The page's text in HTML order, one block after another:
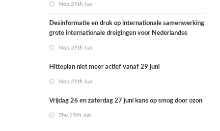
Mon 29th Jun
Desinformatie en druk op internationale samenwerking
grote internationale dreigingen voor Nederlandse
Mon 29th Jun
Hitteplan niet meer actief vanaf 29 juni
Mon 29th Jun
Vrijdag 26 en zaterdag 27 juni kans op smog door ozon
Thu 25th Jun